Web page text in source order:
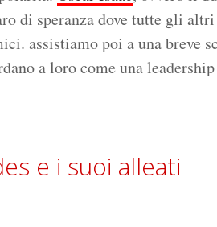
di speranza dove tutte gli
assistiamo poi a una breve
a loro come una
e i suoi alleati